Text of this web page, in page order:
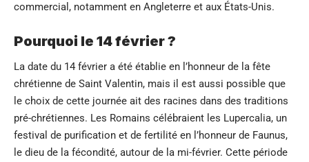
commercial, notamment en Angleterre et aux États-Unis.
Pourquoi le 14 février ?
La date du 14 février a été établie en l’honneur de la fête
chrétienne de Saint Valentin, mais il est aussi possible que
le choix de cette journée ait des racines dans des traditions
pré-chrétiennes. Les Romains célébraient les Lupercalia, un
festival de purification et de fertilité en l’honneur de Faunus,
le dieu de la fécondité, autour de la mi-février. Cette période